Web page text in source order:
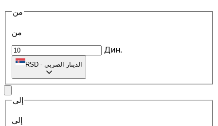
من
من
Дин.
RSD - الدينار الصربي
إلى
إلى